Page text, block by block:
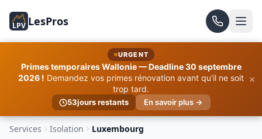
LPV LesPros
URGENT
Primes temporaires Wallonie — Deadline 30 septembre
2026 ! Demandez vos primes rénovation avant qu'il ne soit
trop tard.
53jours restants En savoir plus →
×
Services Isolation Luxembourg